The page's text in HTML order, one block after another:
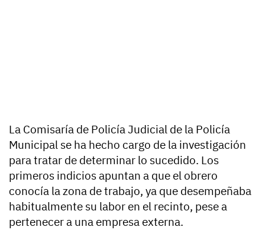
La Comisaría de Policía Judicial de la Policía
Municipal se ha hecho cargo de la investigación
para tratar de determinar lo sucedido. Los
primeros indicios apuntan a que el obrero
conocía la zona de trabajo, ya que desempeñaba
habitualmente su labor en el recinto, pese a
pertenecer a una empresa externa.